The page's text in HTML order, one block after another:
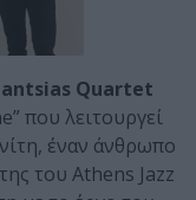
Quartet
που λειτουργεί
έναν άνθρωπο
του Athens Jazz